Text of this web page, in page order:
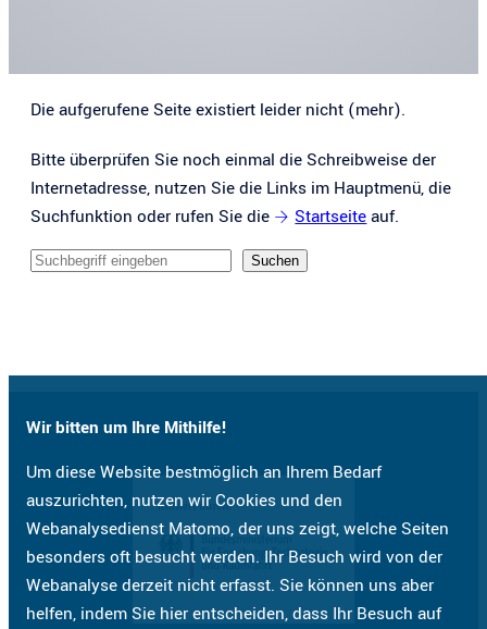
Wir bitten um Ihre Mithilfe!
Um diese Website bestmöglich an Ihrem Bedarf
auszurichten, nutzen wir Cookies und den
Webanalysedienst Matomo, der uns zeigt, welche Seiten
besonders oft besucht werden. Ihr Besuch wird von der
Webanalyse derzeit nicht erfasst. Sie können uns aber
helfen, indem Sie hier entscheiden, dass Ihr Besuch auf
Die aufgerufene Seite existiert leider nicht (mehr).
Bitte überprüfen Sie noch einmal die Schreibweise der
Internetadresse, nutzen Sie die Links im Hauptmenü, die
Suchfunktion oder rufen Sie die
Startseiteauf.
Sucheingabe
Suchen